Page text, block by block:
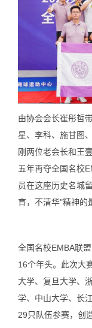
由协会会长崔彤哲
星、李科、施甘图
刚两位老会长和王
五年再夺全国名校
员在这座历史名城
育，不清华"精神的
全国名校EMBA联
16个年头。此次大
大学、复旦大学、
学、中山大学、长
29只队伍参赛，创